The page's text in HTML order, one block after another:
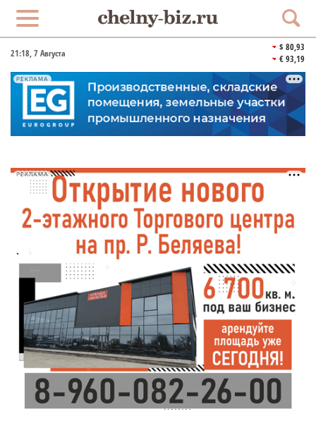
21:18, 7 Августа
$ 80,93
€ 93,19
РЕКЛАМА
РЕКЛАМА